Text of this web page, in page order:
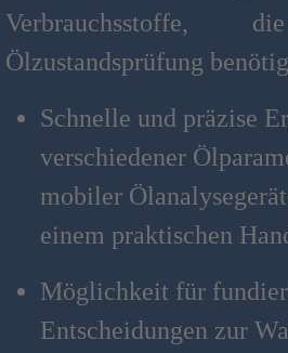
Ölzustandsprüfung
Schnelle und präzise
verschiedener
mobiler
einem praktischen
Möglichkeit für
Entscheidungen zur